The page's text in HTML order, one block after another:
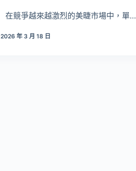
在競爭越來越激烈的美睫市場中，單…
2026 年 3 月 18 日